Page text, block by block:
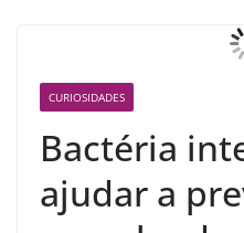
CURIOSIDADES
Bactéria
ajudar a